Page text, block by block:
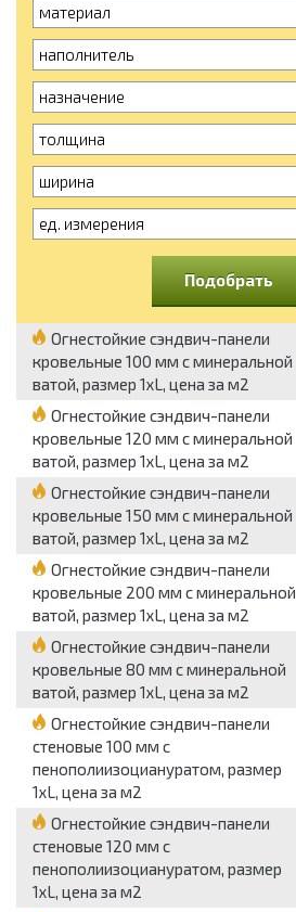
материал
наполнитель
назначение
толщина
ширина
ед. измерения
Подобрать
Огнестойкие сэндвич-панели
кровельные 100 мм с минеральной
ватой, размер 1хL, цена за м2
Огнестойкие сэндвич-панели
кровельные 120 мм с минеральной
ватой, размер 1хL, цена за м2
Огнестойкие сэндвич-панели
кровельные 150 мм с минеральной
ватой, размер 1хL, цена за м2
Огнестойкие сэндвич-панели
кровельные 200 мм с минеральной
ватой, размер 1хL, цена за м2
Огнестойкие сэндвич-панели
кровельные 80 мм с минеральной
ватой, размер 1хL, цена за м2
Огнестойкие сэндвич-панели
стеновые 100 мм с
пенополиизоциануратом, размер
1хL, цена за м2
Огнестойкие сэндвич-панели
стеновые 120 мм с
пенополиизоциануратом, размер
1хL, цена за м2